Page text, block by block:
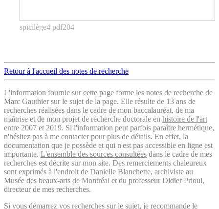
spicilège4 pdf204
Retour à l'accueil des notes de recherche
L'information fournie sur cette page forme les notes de recherche de
Marc Gauthier sur le sujet de la page. Elle résulte de 13 ans de
recherches réalisées dans le cadre de mon baccalauréat, de ma
maîtrise et de mon projet de recherche doctorale en histoire de l'art
entre 2007 et 2019. Si l'information peut parfois paraître hermétique,
n'hésitez pas à me contacter pour plus de détails. En effet, la
documentation que je possède et qui n'est pas accessible en ligne est
importante. L'ensemble des sources consultées dans le cadre de mes
recherches est décrite sur mon site. Des remerciements chaleureux
sont exprimés à l'endroit de Danielle Blanchette, archiviste au
Musée des beaux-arts de Montréal et du professeur Didier Prioul,
directeur de mes recherches.
Si vous démarrez vos recherches sur le sujet, je recommande le